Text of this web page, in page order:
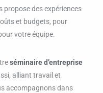
propose des expériences
et budgets, pour
votre équipe.
séminaire d’entreprise
alliant travail et
accompagnons dans